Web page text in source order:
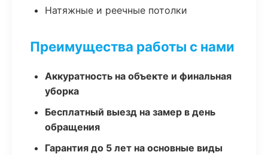
Натяжные и реечные потолки
Преимущества работы с нами
Аккуратность на объекте и финальная
уборка
Бесплатный выезд на замер в день
обращения
Гарантия до 5 лет на основные виды